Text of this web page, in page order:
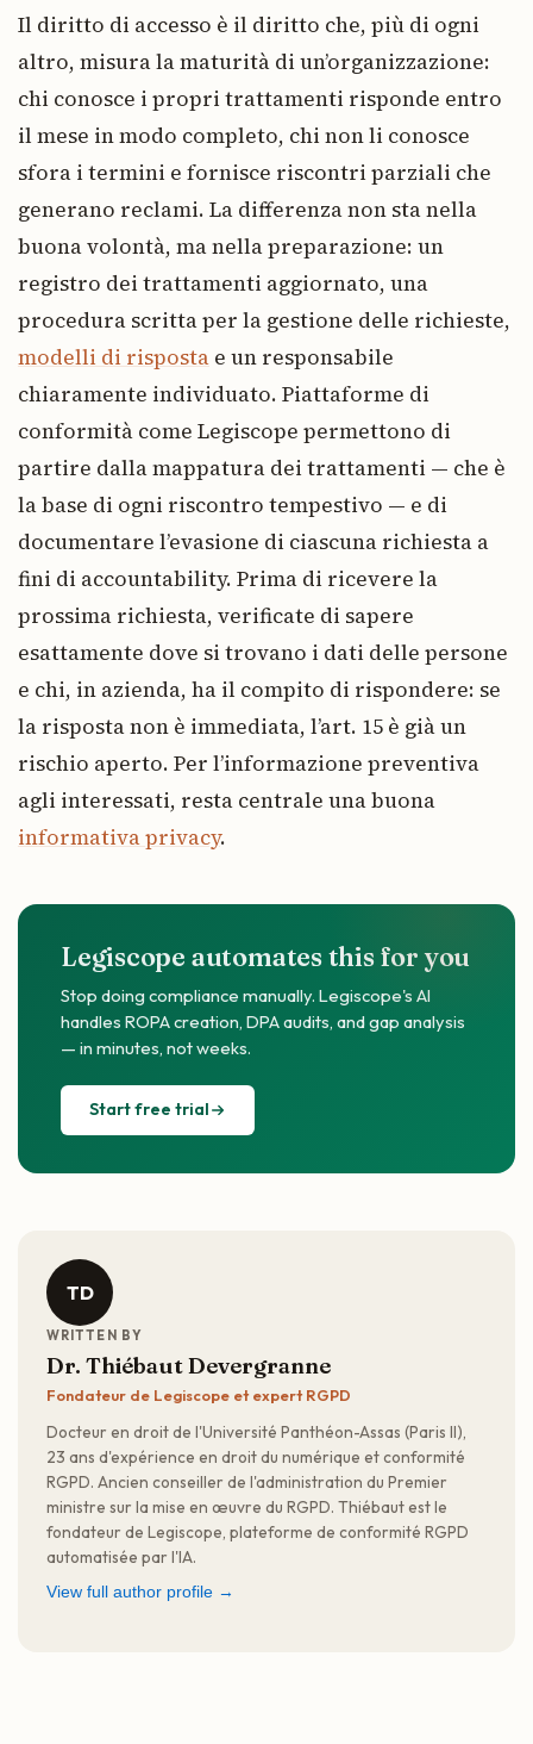
Il diritto di accesso è il diritto che, più di ogni
altro, misura la maturità di un’organizzazione:
chi conosce i propri trattamenti risponde entro
il mese in modo completo, chi non li conosce
sfora i termini e fornisce riscontri parziali che
generano reclami. La differenza non sta nella
buona volontà, ma nella preparazione: un
registro dei trattamenti aggiornato, una
procedura scritta per la gestione delle richieste,
modelli di risposta e un responsabile
chiaramente individuato. Piattaforme di
conformità come Legiscope permettono di
partire dalla mappatura dei trattamenti — che è
la base di ogni riscontro tempestivo — e di
documentare l’evasione di ciascuna richiesta a
fini di accountability. Prima di ricevere la
prossima richiesta, verificate di sapere
esattamente dove si trovano i dati delle persone
e chi, in azienda, ha il compito di rispondere: se
la risposta non è immediata, l’art. 15 è già un
rischio aperto. Per l’informazione preventiva
agli interessati, resta centrale una buona
informativa privacy.
Legiscope automates this for you
Stop doing compliance manually. Legiscope's AI
handles ROPA creation, DPA audits, and gap analysis
— in minutes, not weeks.
Start free trial
TD
WRITTEN BY
Dr. Thiébaut Devergranne
Fondateur de Legiscope et expert RGPD
Docteur en droit de l'Université Panthéon-Assas (Paris II),
23 ans d'expérience en droit du numérique et conformité
RGPD. Ancien conseiller de l'administration du Premier
ministre sur la mise en œuvre du RGPD. Thiébaut est le
fondateur de Legiscope, plateforme de conformité RGPD
automatisée par l'IA.
View full author profile →